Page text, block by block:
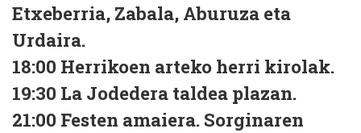
Etxeberria, Zabala, Aburuza eta
Urdaira.
18:00 Herrikoen arteko herri kirolak.
19:30 La Jodedera taldea plazan.
21:00 Festen amaiera. Sorginaren